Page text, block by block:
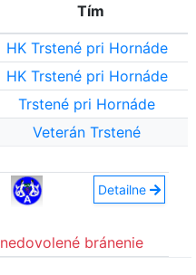
Tím
HK Trstené pri Hornáde
HK Trstené pri Hornáde
Trstené pri Hornáde
Veterán Trstené
Detailne
nedovolené bránenie